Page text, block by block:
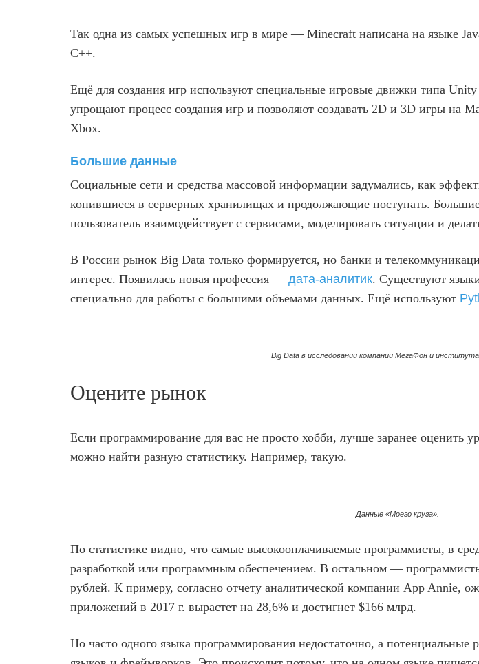
Так одна из самых успешных игр в мире — Minecraft написана на языке
C++.
Ещё для создания игр используют специальные игровые движки типа
упрощают процесс создания игр и позволяют создавать 2D и 3D игры на
Xbox.
Большие данные
Социальные сети и средства массовой информации задумались, как
копившиеся в серверных хранилищах и продолжающие поступать.
пользователь взаимодействует с сервисами, моделировать ситуации и
В России рынок Big Data только формируется, но банки и
интерес. Появилась новая профессия — дата-аналитик. Существуют
специально для работы с большими объемами данных. Ещё используют
Big Data в исследовании компании МегаФон и
Оцените рынок
Если программирование для вас не просто хобби, лучше заранее оценить
можно найти разную статистику. Например, такую.
Данные «Моего круга».
По статистике видно, что самые высокооплачиваемые программисты, в
разработкой или программным обеспечением. В остальном —
рублей. К примеру, согласно отчету аналитической компании App Annie,
приложений в 2017 г. вырастет на 28,6% и достигнет $166 млрд.
Но часто одного языка программирования недостаточно, а потенциальные